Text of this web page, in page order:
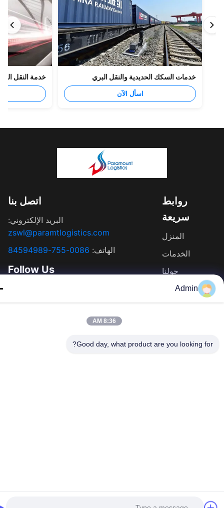
خدمات السكك الحديدية والنقل البري
اسأل الآن
خدمة النقل البري
روابط
سريعة
المنزل
الخدمات
أخبار
القضايا
اتصل بنا
البريد الإلكتروني:
zswl@paramtlogistics.com
الهاتف:0086-755-84594989
Follow Us
© 2026 PARAMOUNT LOGISTICS(SHENZHEN) CO.,LIMITED. All Rights
Admin
8:36 AM
Good day, what product are you looking